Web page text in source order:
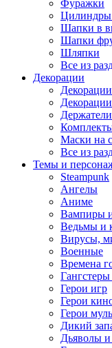
Фуражки
Цилиндры
Шапки в
Шапки
Шляпки
Все из
Декорации
Маски на
Все из
Темы и
Steampunk
Ангелы
Аниме
Вампиры
Ведьмы и
Вирусы,
Военные
Времена
Герои игр
Герои
Герои
Дикий
Дьяволы